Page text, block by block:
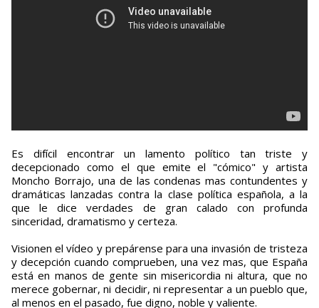
Es difícil encontrar un lamento político tan triste y
decepcionado como el que emite el "cómico" y artista
Moncho Borrajo, una de las condenas mas contundentes y
dramáticas lanzadas contra la clase política española, a la
que le dice verdades de gran calado con profunda
sinceridad, dramatismo y certeza.
Visionen el vídeo y prepárense para una invasión de tristeza
y decepción cuando comprueben, una vez mas, que España
está en manos de gente sin misericordia ni altura, que no
merece gobernar, ni decidir, ni representar a un pueblo que,
al menos en el pasado, fue digno, noble y valiente.